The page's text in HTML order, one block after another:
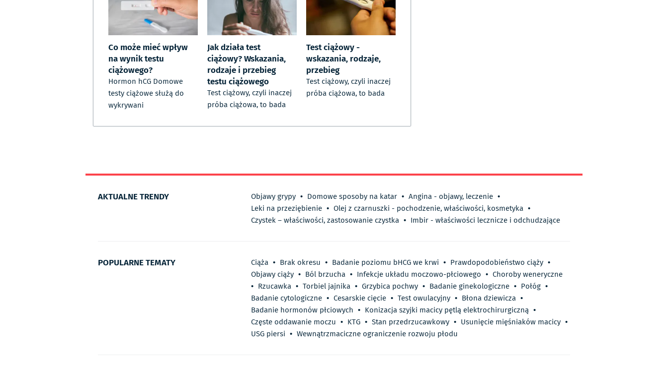
Co może mieć wpływ
na wynik testu
ciążowego?
Hormon hCG Domowe
testy ciążowe służą do
wykrywani
Jak działa test
ciążowy? Wskazania,
rodzaje i przebieg
testu ciążowego
Test ciążowy, czyli inaczej
próba ciążowa, to bada
Test ciążowy -
wskazania, rodzaje,
przebieg
Test ciążowy, czyli inaczej
próba ciążowa, to bada
AKTUALNE TRENDY Objawy grypy • Domowe sposoby na katar • Angina - objawy, leczenie •
Leki na przeziębienie • Olej z czarnuszki - pochodzenie, właściwości, kosmetyka •
Czystek – właściwości, zastosowanie czystka • Imbir - właściwości lecznicze i odchudzające
POPULARNE TEMATY Ciąża • Brak okresu • Badanie poziomu bHCG we krwi • Prawdopodobieństwo ciąży •
Objawy ciąży • Ból brzucha • Infekcje układu moczowo-płciowego • Choroby weneryczne
• Rzucawka • Torbiel jajnika • Grzybica pochwy • Badanie ginekologiczne • Połóg •
Badanie cytologiczne • Cesarskie cięcie • Test owulacyjny • Błona dziewicza •
Badanie hormonów płciowych • Konizacja szyjki macicy pętlą elektrochirurgiczną •
Częste oddawanie moczu • KTG • Stan przedrzucawkowy • Usunięcie mięśniaków macicy •
USG piersi • Wewnątrzmaciczne ograniczenie rozwoju płodu